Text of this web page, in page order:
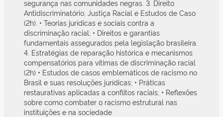
segurança nas comunidades negras. 3. Direito
Antidiscriminatório, Justiça Racial e Estudos de Caso
(2h). • Teorias jurídicas e sociais contra a
discriminação racial; • Direitos e garantias
fundamentais assegurados pela legislação brasileira.
4. Estratégias de reparação histórica e mecanismos
compensatórios para vítimas de discriminação racial
(2h) • Estudos de casos emblemáticos de racismo no
Brasil e suas resoluções jurídicas; • Práticas
restaurativas aplicadas a conflitos raciais; • Reflexões
sobre como combater o racismo estrutural nas
instituições e na sociedade